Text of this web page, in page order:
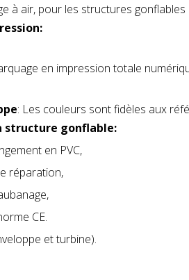
à air, pour les structures gonflables
en impression totale
: Les couleurs sont fidèles aux
structure gonflable:
en PVC,
réparation,
CE.
et turbine).